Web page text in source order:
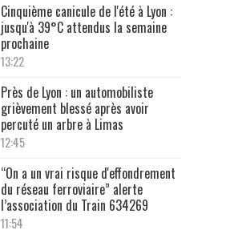
Cinquième canicule de l'été à Lyon :
jusqu'à 39°C attendus la semaine
prochaine
13:22
Près de Lyon : un automobiliste
grièvement blessé après avoir
percuté un arbre à Limas
12:45
“On a un vrai risque d'effondrement
du réseau ferroviaire” alerte
l’association du Train 634269
11:54